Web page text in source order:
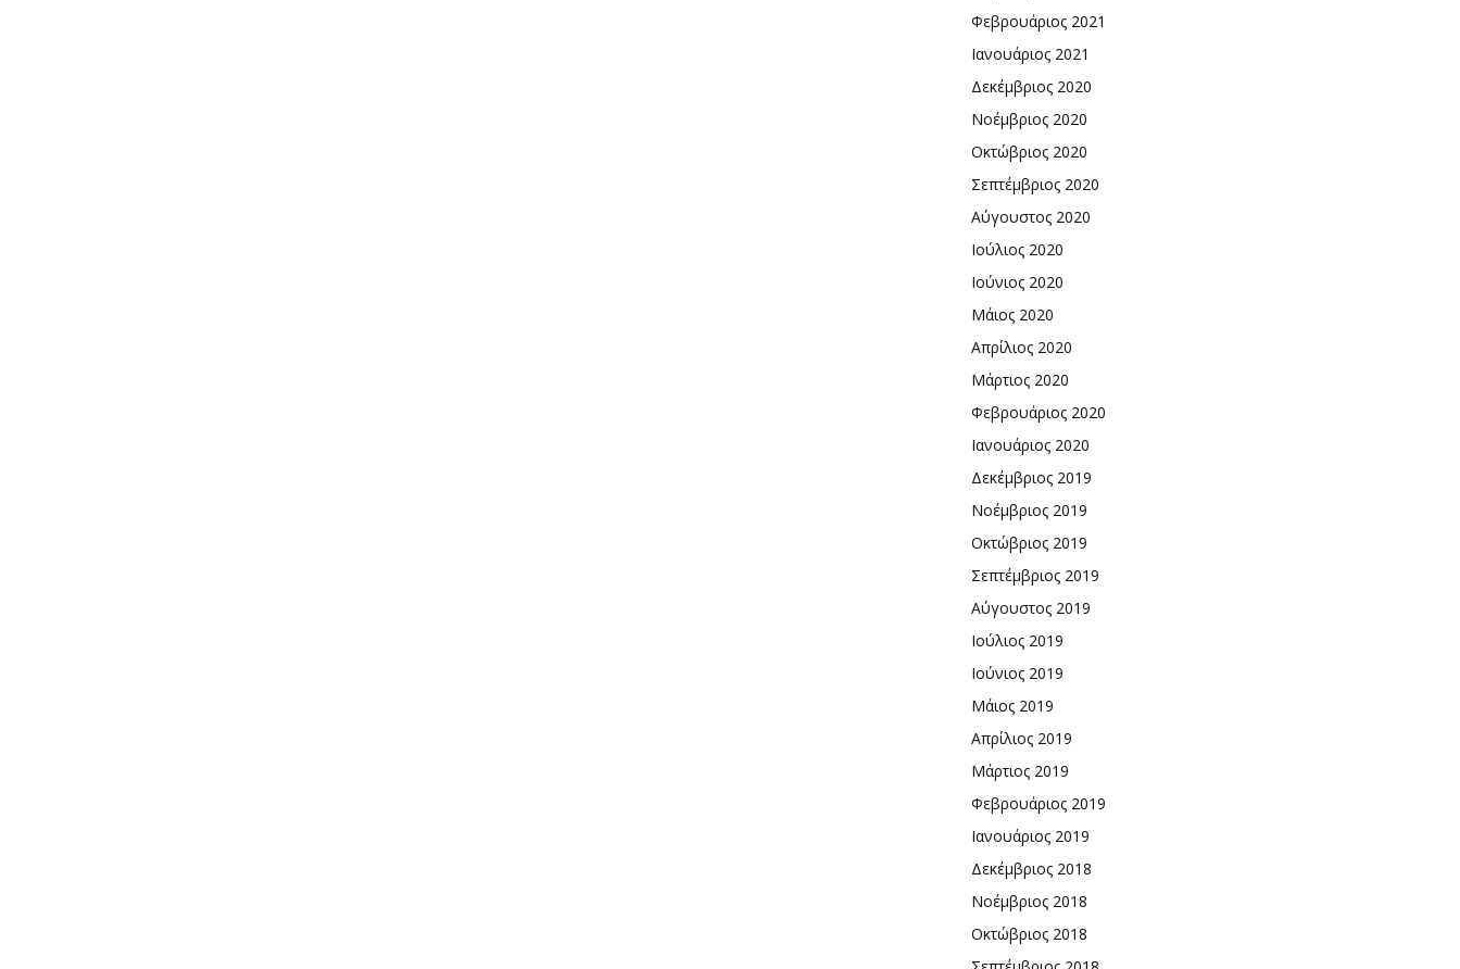
Φεβρουάριος 2021
Ιανουάριος 2021
Δεκέμβριος 2020
Νοέμβριος 2020
Οκτώβριος 2020
Σεπτέμβριος 2020
Αύγουστος 2020
Ιούλιος 2020
Ιούνιος 2020
Μάιος 2020
Απρίλιος 2020
Μάρτιος 2020
Φεβρουάριος 2020
Ιανουάριος 2020
Δεκέμβριος 2019
Νοέμβριος 2019
Οκτώβριος 2019
Σεπτέμβριος 2019
Αύγουστος 2019
Ιούλιος 2019
Ιούνιος 2019
Μάιος 2019
Απρίλιος 2019
Μάρτιος 2019
Φεβρουάριος 2019
Ιανουάριος 2019
Δεκέμβριος 2018
Νοέμβριος 2018
Οκτώβριος 2018